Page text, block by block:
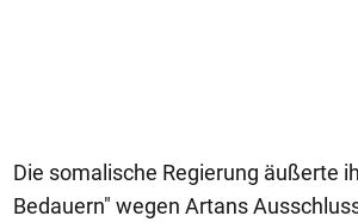
Die somalische Regierung äußerte
Bedauern" wegen Artans